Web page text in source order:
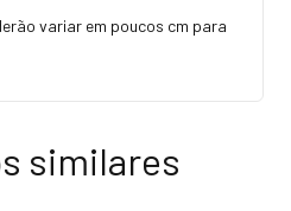
variar em poucos cm para
similares